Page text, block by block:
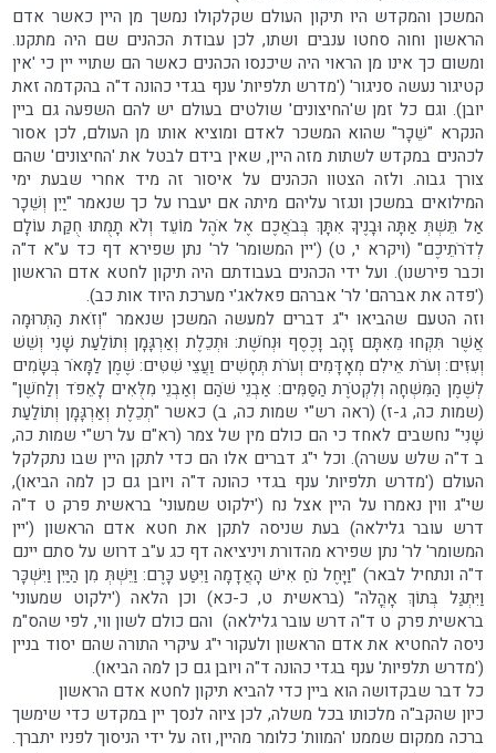
המשכן והמקדש היו תיקון העולם שקלקולו נמשך מן היין כאשר אדם
הראשון וחוה סחטו ענבים ושתו, לכן עבודת הכהנים שם היה מתקנו.
ומשום כך אינו מן הראוי היה שיכנסו הכהנים כאשר הם שתויי יין כי 'אין
קטיגור נעשה סניגור' ('מדרש תלפיות' ענף בגדי כהונה ד"ה בהקדמה זאת
יובן). וגם כל זמן ש'החיצונים' שולטים בעולם יש להם השפעה גם ביין
הנקרא "שֵׁכָר" שהוא המשכר לאדם ומוציא אותו מן העולם, לכן אסור
לכהנים במקדש לשתות מזה היין, שאין בידם לבטל את 'החיצונים' שהם
צורך גבוה. ולזה הצטוו הכהנים על איסור זה מיד אחרי שבעת ימי
המילואים במשכן ונגזר עליהם מיתה אם יעברו על כך שנאמר "יַיִן וְשֵׁכָר
אַל תֵּשְׁתְּ אַתָּה וּבָנֶיךָ אִתָּךְ בְּבֹאֲכֶם אֶל אֹהֶל מוֹעֵד וְלֹא תָמֻתוּ חֻקַּת עוֹלָם
לְדֹרֹתֵיכֶם" (ויקרא י, ט) ('יין המשומר' לר' נתן שפירא דף כד ע"א ד"ה
וכבר פירשנו). ועל ידי הכהנים בעבודתם היה תיקון לחטא אדם הראשון
('פדה את אברהם' לר' אברהם פאלאג'י מערכת היוד אות כב).
וזה הטעם שהביאו י"ג דברים למעשה המשכן שנאמר "וְזֹאת הַתְּרוּמָה
אֲשֶׁר תִּקְחוּ מֵאִתָּם זָהָב וָכֶסֶף וּנְחֹשֶׁת: וּתְכֵלֶת וְאַרְגָּמָן וְתוֹלַעַת שָׁנִי וְשֵׁשׁ
וְעִזִּים: וְעֹרֹת אֵילִם מְאָדָּמִים וְעֹרֹת תְּחָשִׁים וַעֲצֵי שִׁטִּים: שֶׁמֶן לַמָּאֹר בְּשָׂמִים
לְשֶׁמֶן הַמִּשְׁחָה וְלִקְטֹרֶת הַסַּמִּים: אַבְנֵי שֹׁהַם וְאַבְנֵי מִלֻּאִים לָאֵפֹד וְלַחֹשֶׁן"
(שמות כה, ג-ז) (ראה רש"י שמות כה, ב) כאשר "תְכֵלֶת וְאַרְגָּמָן וְתוֹלַעַת
שָׁנִי" נחשבים לאחד כי הם כולם מין של צמר (רא"ם על רש"י שמות כה,
ב ד"ה שלש עשרה). וכל י"ג דברים אלו הם כדי לתקן היין שבו נתקלקל
העולם ('מדרש תלפיות' ענף בגדי כהונה ד"ה ויובן גם כן למה הביאו),
שי"ג ווין נאמרו על היין אצל נח ('ילקוט שמעוני' בראשית פרק ט ד"ה
דרש עובר גלילאה) בעת שניסה לתקן את חטא אדם הראשון ('יין
המשומר' לר' נתן שפירא מהדורת ויניציאה דף כג ע"ב דרוש על סתם יינם
ד"ה ונתחיל לבאר) "וַיָּחֶל נֹחַ אִישׁ הָאֲדָמָה וַיִּטַּע כָּרֶם: וַיֵּשְׁתְּ מִן הַיַּיִן וַיִּשְׁכָּר
וַיִּתְגַּל בְּתוֹךְ אָהֳלֹה" (בראשית ט, כ-כא) וכן הלאה ('ילקוט שמעוני'
בראשית פרק ט ד"ה דרש עובר גלילאה) והם כולם לשון ווי, לפי שהס"מ
ניסה להחטיא את אדם הראשון ולעקור י"ג עיקרי התורה שהם יסוד בניין
('מדרש תלפיות' ענף בגדי כהונה ד"ה ויובן גם כן למה הביאו).
כל דבר שבקדושה הוא ביין כדי להביא תיקון לחטא אדם הראשון
כיון שהקב"ה מלכותו בכל משלה, לכן ציוה לנסך יין במקדש כדי שימשך
ברכה ממקום שממנו 'המוות' כלומר מהיין, וזה על ידי הניסוך לפניו יתברך.